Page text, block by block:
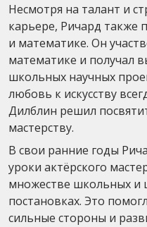
Несмотря на талант и
карьере, Ричард также
и математике. Он
математике и получал
школьных научных
любовь к искусству
Дилблин решил
мастерству.
В свои ранние годы
уроки актёрского
множестве школьных и
постановках. Это
сильные стороны и